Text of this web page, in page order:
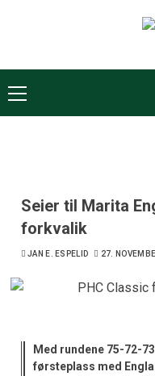
Seier til Marita
forkvalik
JAN E. ESPELID 27.
Med rundene 75-72-
førsteplass med